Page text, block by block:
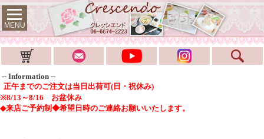
MENU
-- Information --
正午までのご注文は当日出荷可(日・祝休み)
※8/13～8/16 お盆休み
◆来店ご予約制◆希望日時のご連絡お願いいたします。